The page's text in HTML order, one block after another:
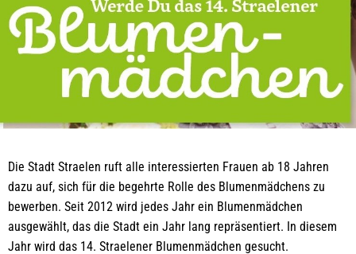
Die Stadt Straelen ruft alle interessierten Frauen ab 18 Jahren
dazu auf, sich für die begehrte Rolle des Blumenmädchens zu
bewerben. Seit 2012 wird jedes Jahr ein Blumenmädchen
ausgewählt, das die Stadt ein Jahr lang repräsentiert. In diesem
Jahr wird das 14. Straelener Blumenmädchen gesucht.